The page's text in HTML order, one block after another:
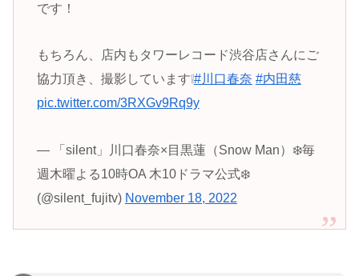
です！
もちろん、店内もタワーレコード渋谷店さんにご
協力頂き、撮影しています❕#川口春奈 #内田慈
pic.twitter.com/3RXGv9Rq9y
— 「silent」川口春奈×目黒蓮（Snow Man）❄️毎
週木曜よる10時OA 木10ドラマ公式❄️
(@silent_fujitv) November 18, 2022